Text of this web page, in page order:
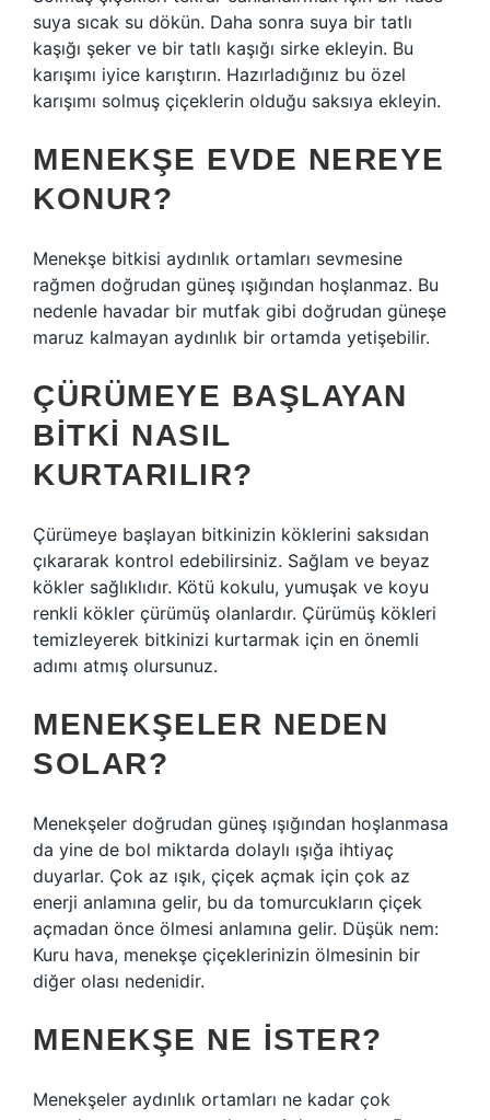
suya sıcak su dökün. Daha sonra suya bir tatlı
kaşığı şeker ve bir tatlı kaşığı sirke ekleyin. Bu
karışımı iyice karıştırın. Hazırladığınız bu özel
karışımı solmuş çiçeklerin olduğu saksıya ekleyin.
MENEKŞE EVDE NEREYE
KONUR?
Menekşe bitkisi aydınlık ortamları sevmesine
rağmen doğrudan güneş ışığından hoşlanmaz. Bu
nedenle havadar bir mutfak gibi doğrudan güneşe
maruz kalmayan aydınlık bir ortamda yetişebilir.
ÇÜRÜMEYE BAŞLAYAN
BITKI NASIL
KURTARILIR?
Çürümeye başlayan bitkinizin köklerini saksıdan
çıkararak kontrol edebilirsiniz. Sağlam ve beyaz
kökler sağlıklıdır. Kötü kokulu, yumuşak ve koyu
renkli kökler çürümüş olanlardır. Çürümüş kökleri
temizleyerek bitkinizi kurtarmak için en önemli
adımı atmış olursunuz.
MENEKŞELER NEDEN
SOLAR?
Menekşeler doğrudan güneş ışığından hoşlanmasa
da yine de bol miktarda dolaylı ışığa ihtiyaç
duyarlar. Çok az ışık, çiçek açmak için çok az
enerji anlamına gelir, bu da tomurcukların çiçek
açmadan önce ölmesi anlamına gelir. Düşük nem:
Kuru hava, menekşe çiçeklerinizin ölmesinin bir
diğer olası nedenidir.
MENEKŞE NE ISTER?
Menekşeler aydınlık ortamları ne kadar çok